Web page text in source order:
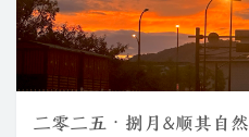
二零二五·捌月&顺其自然